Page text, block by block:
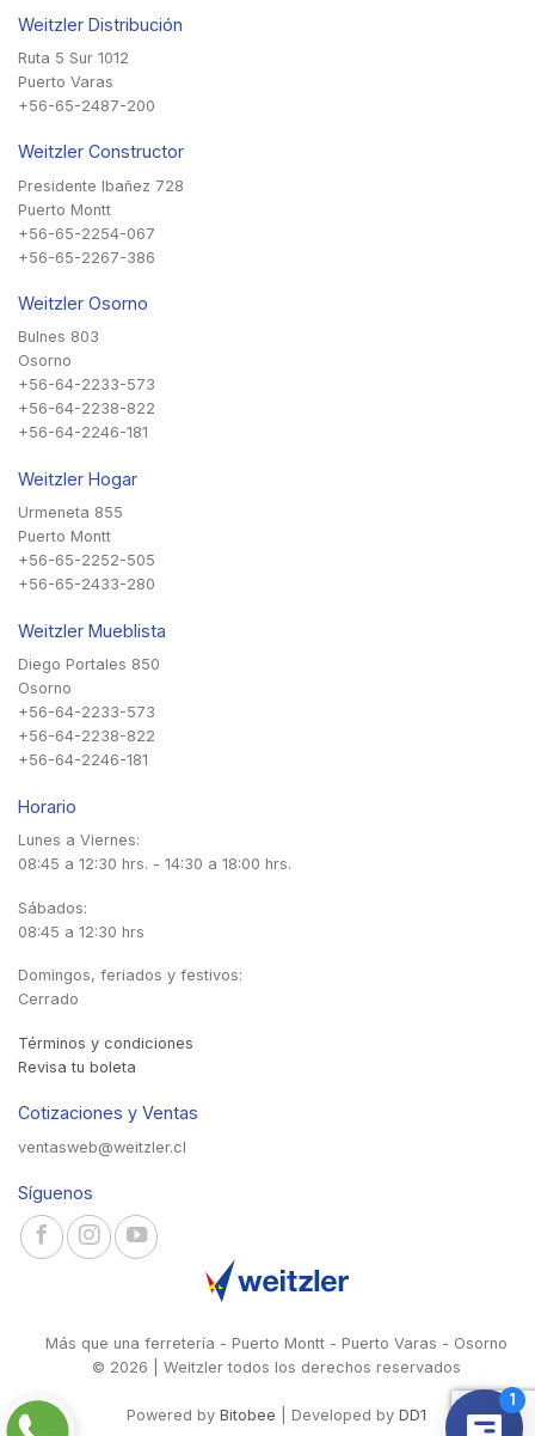
Weitzler Distribución
Ruta 5 Sur 1012
Puerto Varas
+56-65-2487-200
Weitzler Constructor
Presidente Ibañez 728
Puerto Montt
+56-65-2254-067
+56-65-2267-386
Weitzler Osorno
Bulnes 803
Osorno
+56-64-2233-573
+56-64-2238-822
+56-64-2246-181
Weitzler Hogar
Urmeneta 855
Puerto Montt
+56-65-2252-505
+56-65-2433-280
Weitzler Mueblista
Diego Portales 850
Osorno
+56-64-2233-573
+56-64-2238-822
+56-64-2246-181
Horario
Lunes a Viernes:
08:45 a 12:30 hrs. - 14:30 a 18:00 hrs.
Sábados:
08:45 a 12:30 hrs
Domingos, feriados y festivos:
Cerrado
Términos y condiciones
Revisa tu boleta
Cotizaciones y Ventas
ventasweb@weitzler.cl
Síguenos
Más que una ferretería - Puerto Montt - Puerto Varas - Osorno
© 2026 | Weitzler todos los derechos reservados
Powered by Bitobee | Developed by DD1